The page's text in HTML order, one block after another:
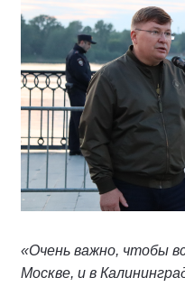
«Очень важно, чтобы
Москве, и в